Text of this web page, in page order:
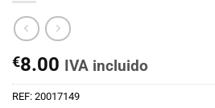
€8.00 IVA incluido
REF: 20017149